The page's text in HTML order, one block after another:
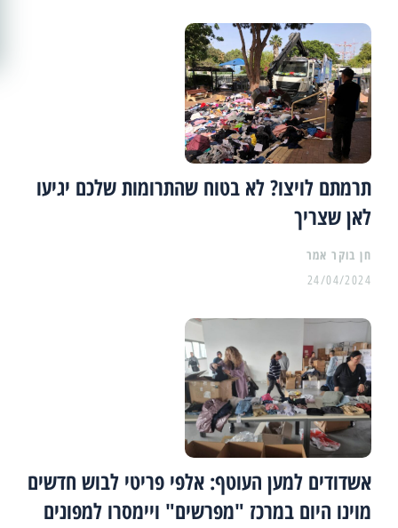
תרמתם לויצו? לא בטוח שהתרומות שלכם יגיעו
לאן שצריך
24/04/2024
אשדודים למען העוטף: אלפי פריטי לבוש חדשים
מוינו היום במרכז "מפרשים" ויימסרו למפונים